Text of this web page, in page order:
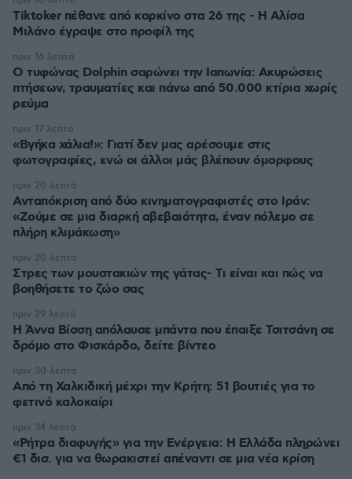
Tiktoker πέθανε από καρκίνο στα 26 της - Η Αλίσα
Μιλάνο έγραψε στο προφίλ της
Ο τυφώνας Dolphin σαρώνει την Ιαπωνία: Ακυρώσεις
πτήσεων, τραυματίες και πάνω από 50.000 κτίρια χωρίς
ρεύμα
πριν 16 λεπτά
«Βγήκα χάλια!»: Γιατί δεν μας αρέσουμε στις
φωτογραφίες, ενώ οι άλλοι μάς βλέπουν όμορφους
πριν 17 λεπτά
Ανταπόκριση από δύο κινηματογραφιστές στο Ιράν:
«Ζούμε σε μια διαρκή αβεβαιότητα, έναν πόλεμο σε
πλήρη κλιμάκωση»
πριν 20 λεπτά
Στρες των μουστακιών της γάτας- Τι είναι και πώς να
βοηθήσετε το ζώο σας
πριν 20 λεπτά
Η Άννα Βίσση απόλαυσε μπάντα που έπαιξε Τσιτσάνη σε
δρόμο στο Φισκάρδο, δείτε βίντεο
πριν 29 λεπτά
Από τη Χαλκιδική μέχρι την Κρήτη: 51 βουτιές για το
φετινό καλοκαίρι
πριν 30 λεπτά
«Ρήτρα διαφυγής» για την Ενέργεια: Η Ελλάδα πληρώνει
€1 δισ. για να θωρακιστεί απέναντι σε μια νέα κρίση
πριν 34 λεπτά